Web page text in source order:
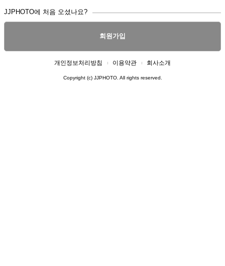
JJPHOTO에 처음 오셨나요?
회원가입
개인정보처리방침 이용약관 회사소개
Copyright (c) JJPHOTO. All rights reserved.